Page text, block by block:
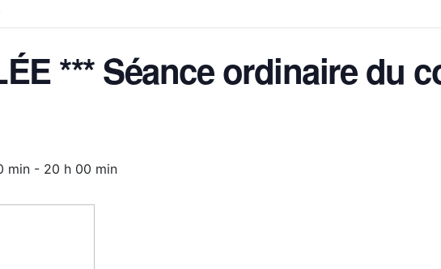
*** Séance ordinaire du
min - 20 h 00 min